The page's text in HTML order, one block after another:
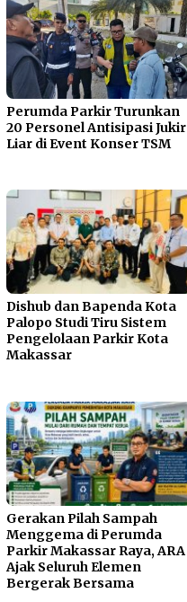
Perumda Parkir Turunkan
20 Personel Antisipasi Jukir
Liar di Event Konser TSM
Dishub dan Bapenda Kota
Palopo Studi Tiru Sistem
Pengelolaan Parkir Kota
Makassar
Gerakan Pilah Sampah
Menggema di Perumda
Parkir Makassar Raya, ARA
Ajak Seluruh Elemen
Bergerak Bersama